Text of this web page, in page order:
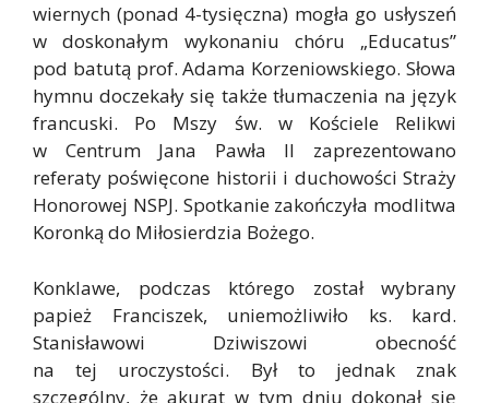
wiernych (ponad 4-tysięczna) mogła go usłyszeń
w doskonałym wykonaniu chóru „Educatus”
pod batutą prof. Adama Korzeniowskiego. Słowa
hymnu doczekały się także tłumaczenia na język
francuski. Po Mszy św. w Kościele Relikwi
w Centrum Jana Pawła II zaprezentowano
referaty poświęcone historii i duchowości Straży
Honorowej NSPJ. Spotkanie zakończyła modlitwa
Koronką do Miłosierdzia Bożego.
Konklawe, podczas którego został wybrany
papież Franciszek, uniemożliwiło ks. kard.
Stanisławowi Dziwiszowi obecność
na tej uroczystości. Był to jednak znak
szczególny, że akurat w tym dniu dokonał się